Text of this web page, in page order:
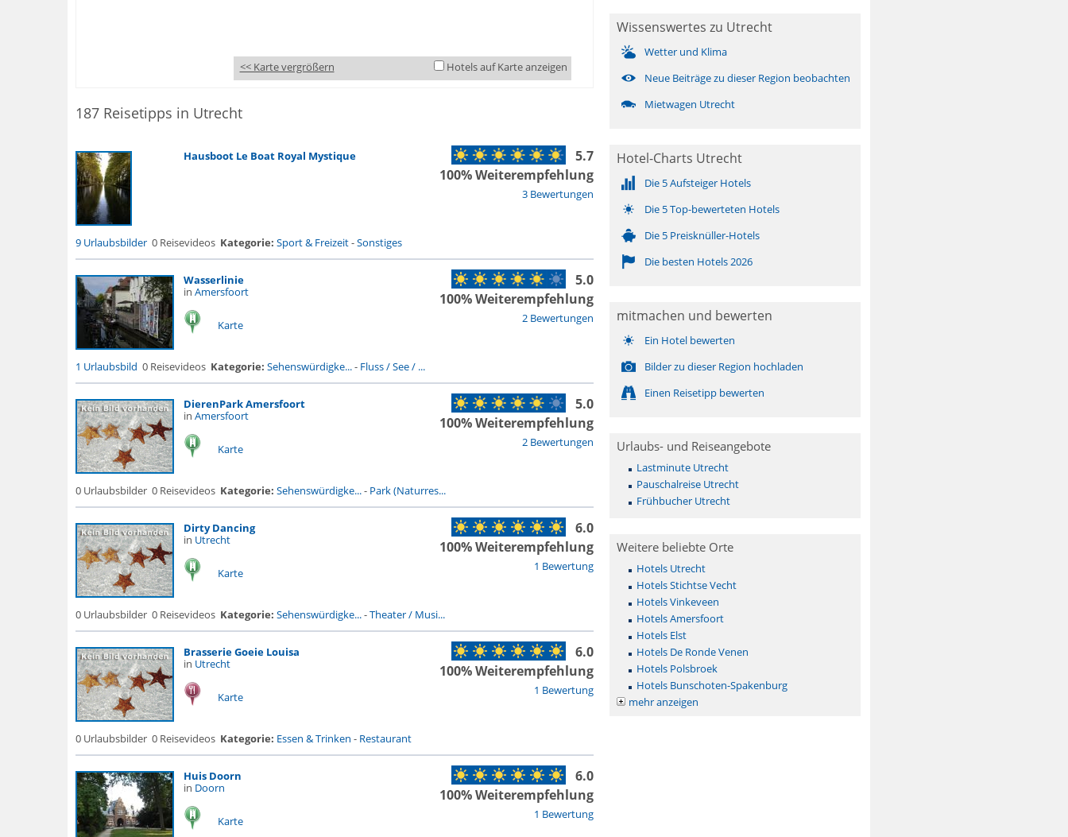
<< Karte vergrößern Hotels auf Karte anzeigen
187 Reisetipps in Utrecht
Hausboot Le Boat Royal Mystique
3 Bewertungen
5.7
100% Weiterempfehlung
9 Urlaubsbilder 0 Reisevideos Kategorie: Sport & Freizeit-Sonstiges
Wasserlinie
in Amersfoort
Karte 2 Bewertungen
5.0
100% Weiterempfehlung
1 Urlaubsbild 0 Reisevideos Kategorie: Sehenswürdigke...- Fluss / See / ...
DierenPark Amersfoort
in Amersfoort
Karte 2 Bewertungen
5.0
100% Weiterempfehlung
0 Urlaubsbilder 0 Reisevideos Kategorie: Sehenswürdigke...- Park (Naturres...
Dirty Dancing
in Utrecht
Karte 1 Bewertung
6.0
100% Weiterempfehlung
0 Urlaubsbilder 0 Reisevideos Kategorie: Sehenswürdigke...-Theater / Musi...
Brasserie Goeie Louisa
in Utrecht
Karte 1 Bewertung
6.0
100% Weiterempfehlung
0 Urlaubsbilder 0 Reisevideos Kategorie: Essen & Trinken - Restaurant
Huis Doorn
in Doorn
Karte 1 Bewertung
6.0
100% Weiterempfehlung
Wissenswertes zu Utrecht
Wetter und Klima
Neue Beiträge zu dieser Region beobachten
Mietwagen Utrecht
Hotel-Charts Utrecht
Die 5 Aufsteiger Hotels
Die 5 Top-bewerteten Hotels
Die 5 Preisknüller-Hotels
Die besten Hotels 2026
mitmachen und bewerten
Ein Hotel bewerten
Bilder zu dieser Region hochladen
Einen Reisetipp bewerten
Urlaubs- und Reiseangebote
Lastminute Utrecht
Pauschalreise Utrecht
Frühbucher Utrecht
Weitere beliebte Orte
Hotels Utrecht
Hotels Stichtse Vecht
Hotels Vinkeveen
Hotels Amersfoort
Hotels Elst
Hotels De Ronde Venen
Hotels Polsbroek
Hotels Bunschoten-Spakenburg
mehr anzeigen